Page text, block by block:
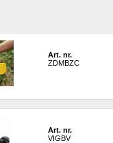
Art. nr.
ZDMBZC
Art. nr.
VIGBV